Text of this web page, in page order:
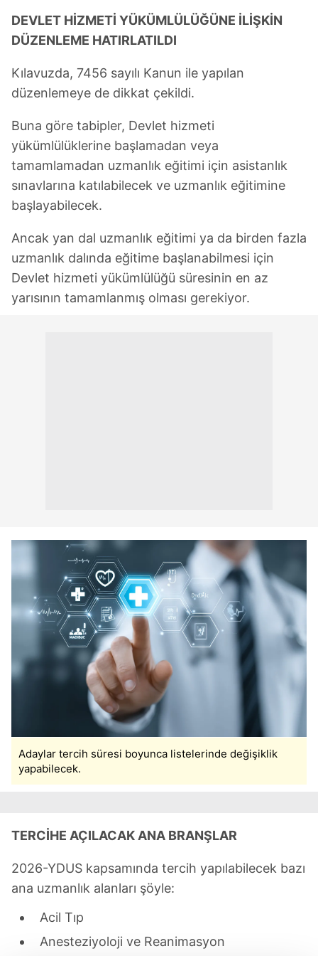
DEVLET HİZMETİ YÜKÜMLÜLÜĞÜNE İLİŞKİN
DÜZENLEME HATIRLATILDI
Kılavuzda, 7456 sayılı Kanun ile yapılan
düzenlemeye de dikkat çekildi.
Buna göre tabipler, Devlet hizmeti
yükümlülüklerine başlamadan veya
tamamlamadan uzmanlık eğitimi için asistanlık
sınavlarına katılabilecek ve uzmanlık eğitimine
başlayabilecek.
Ancak yan dal uzmanlık eğitimi ya da birden fazla
uzmanlık dalında eğitime başlanabilmesi için
Devlet hizmeti yükümlülüğü süresinin en az
yarısının tamamlanmış olması gerekiyor.
Adaylar tercih süresi boyunca listelerinde değişiklik
yapabilecek.
TERCİHE AÇILACAK ANA BRANŞLAR
2026-YDUS kapsamında tercih yapılabilecek bazı
ana uzmanlık alanları şöyle:
Acil Tıp
Anesteziyoloji ve Reanimasyon